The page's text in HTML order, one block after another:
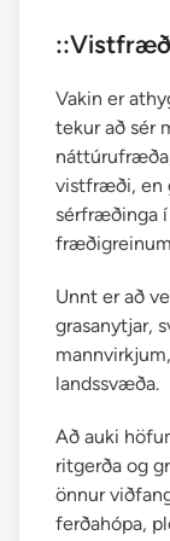
Vakin er
tekur að sér
vistfræði, en
sérfræðinga
Unnt er að
grasanytjar,
landssvæða.
Að auki
ritgerða og
önnur
ferðahópa,